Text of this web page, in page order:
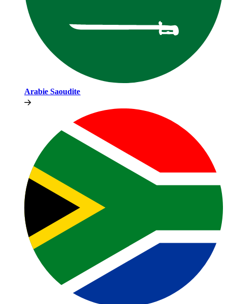
Arabie Saoudite​​